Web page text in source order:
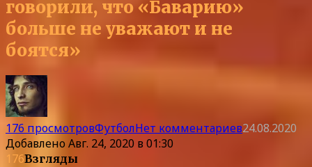
говорили, что «Баварию»
больше не уважают и не
боятся»
176 просмотровФутболНет комментариев24.08.2020
Добавлено Авг. 24, 2020 в 01:30
176Взгляды